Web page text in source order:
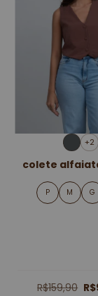
+2
colete
P M G
R$159,90